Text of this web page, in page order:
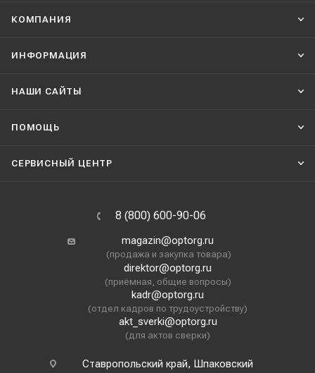
КОМПАНИЯ
ИНФОРМАЦИЯ
НАШИ CАЙТЫ
ПОМОЩЬ
СЕРВИСНЫЙ ЦЕНТР
8 (800) 600-90-06
magazin@optorg.ru
(продажа и закупка товара)
direktor@optorg.ru
(приёмная, общие вопросы)
kadr@optorg.ru
(отдел кадров по трудоустройству)
akt_sverki@optorg.ru
(для актов сверки)
Ставропольский край, Шпаковский